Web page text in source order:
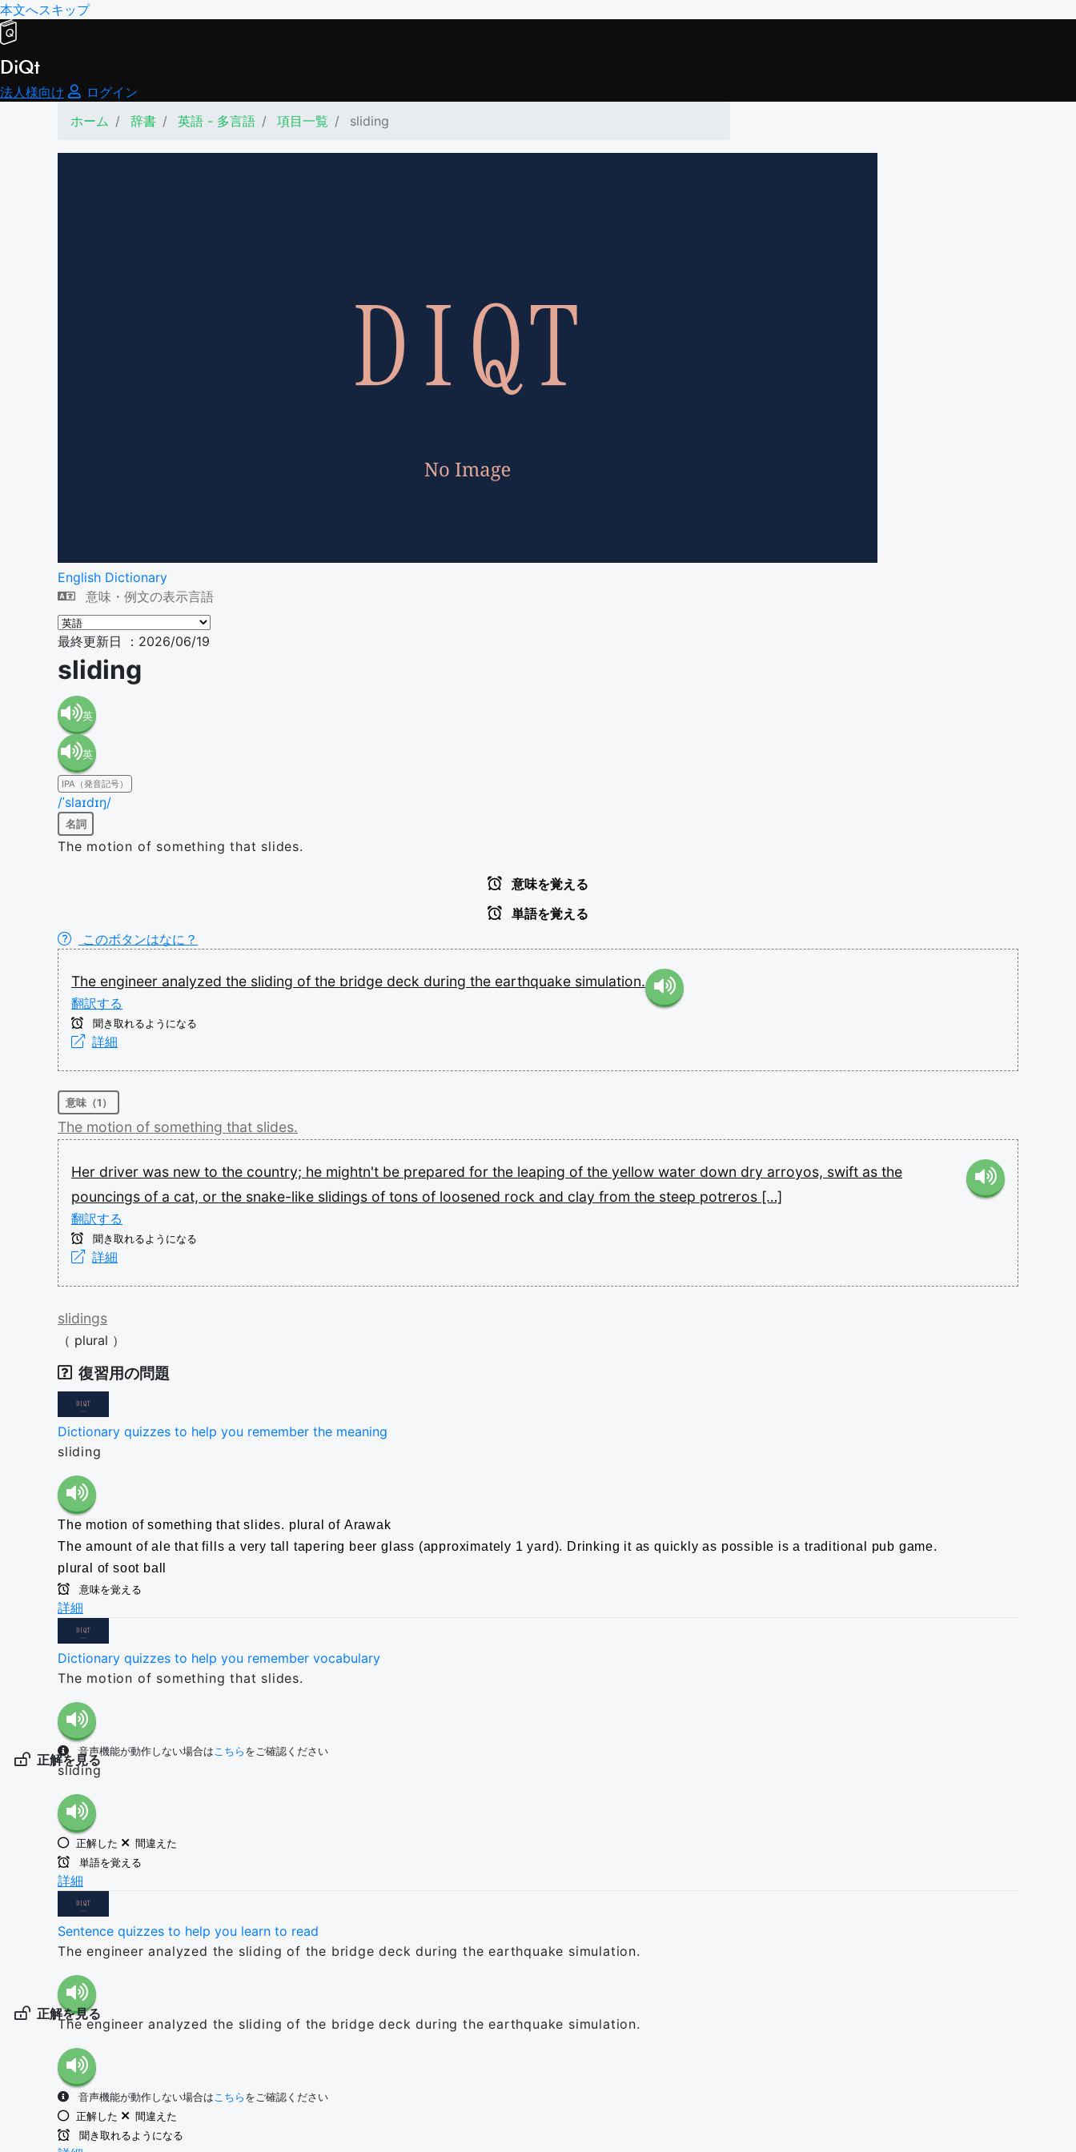
本文へスキップ
DiQt
法人様向け
ログイン
ホーム
辞書 英語 - 多言語 項目一覧 sliding
English Dictionary
意味・例文の表示言語
最終更新日 ：2026/06/19
sliding
英
語（米
国）
(en-US)
英
語（イ
ギリ
IPA（発音記号）
/ˈslaɪdɪŋ/
名詞
The motion of something that slides.
意味を覚える
単語を覚える
このボタンはなに？
The engineer analyzed the sliding of the bridge deck during the earthquake simulation.
翻訳する
聞き取れるようになる
詳細
意味（1）
The motion of something that slides.
Her driver was new to the country; he mightn't be prepared for the leaping of the yellow water down dry arroyos, swift as the
pouncings of a cat, or the snake-like slidings of tons of loosened rock and clay from the steep potreros […]
翻訳する
聞き取れるようになる
詳細
slidings
（ plural ）
復習用の問題
Dictionary quizzes to help you remember the meaning
sliding
The motion of something that slides. plural of Arawak
The amount of ale that fills a very tall tapering beer glass (approximately 1 yard). Drinking it as quickly as possible is a traditional pub game.
plural of soot ball
意味を覚える
詳細
Dictionary quizzes to help you remember vocabulary
The motion of something that slides.
音声機能が動作しない場合はこちら をご確認ください
正解を見る
sliding
正解した
間違えた
単語を覚える
詳細
Sentence quizzes to help you learn to read
The engineer analyzed the sliding of the bridge deck during the earthquake simulation.
正解を見る
The engineer analyzed the sliding of the bridge deck during the earthquake simulation.
音声機能が動作しない場合はこちら をご確認ください
正解した
間違えた
聞き取れるようになる